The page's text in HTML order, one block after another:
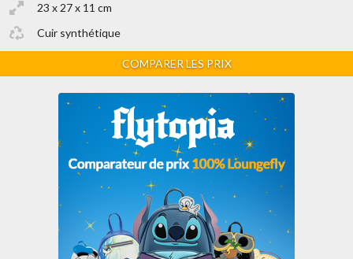
23 x 27 x 11 cm
Cuir synthétique
COMPARER LES PRIX